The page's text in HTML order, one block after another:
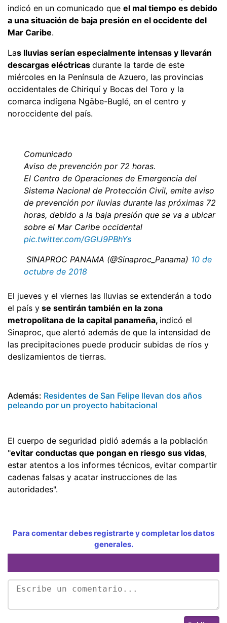
indicó en un comunicado que el mal tiempo es debido
a una situación de baja presión en el occidente del
Mar Caribe.
Las lluvias serían especialmente intensas y llevarán
descargas eléctricas durante la tarde de este
miércoles en la Península de Azuero, las provincias
occidentales de Chiriquí y Bocas del Toro y la
comarca indígena Ngäbe-Buglé, en el centro y
noroccidente del país.
Comunicado
Aviso de prevención por 72 horas.
El Centro de Operaciones de Emergencia del
Sistema Nacional de Protección Civil, emite aviso
de prevención por lluvias durante las próximas 72
horas, debido a la baja presión que se va a ubicar
sobre el Mar Caribe occidental
pic.twitter.com/GGIJ9PBhYs
 SINAPROC PANAMA (@Sinaproc_Panama) 10 de
octubre de 2018
El jueves y el viernes las lluvias se extenderán a todo
el país y se sentirán también en la zona
metropolitana de la capital panameña, indicó el
Sinaproc, que alertó además de que la intensidad de
las precipitaciones puede producir subidas de ríos y
deslizamientos de tierras.
Además: Residentes de San Felipe llevan dos años
peleando por un proyecto habitacional
El cuerpo de seguridad pidió además a la población
"evitar conductas que pongan en riesgo sus vidas,
estar atentos a los informes técnicos, evitar compartir
cadenas falsas y acatar instrucciones de las
autoridades".
Para comentar debes registrarte y completar los datos
generales.